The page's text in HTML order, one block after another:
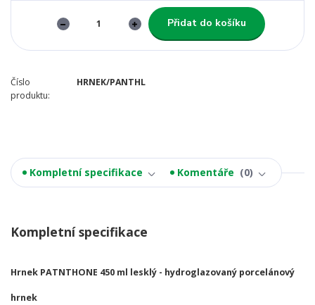
Přidat do košíku
Číslo
produktu:
HRNEK/PANTHL
Kompletní specifikace Komentáře 0
Kompletní specifikace
Hrnek PATNTHONE 450 ml lesklý - hydroglazovaný porcelánový
hrnek